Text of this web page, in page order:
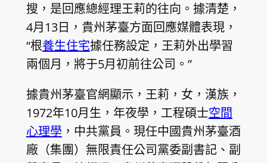
搜，是回應總經理王莉的往向。據清楚，
4月13日，貴州茅臺方面回應媒體表現，
“根養生住宅據任務設定，王莉外出學習
兩個月，將于5月初前往公司。”
據貴州茅臺官網顯示，王莉，女，漢族，
1972年10月生，年夜學，工程碩士空間
心理學 ，中共黨員。現任中國貴州茅臺酒
廠（集團）無限責任公司黨委副書記、副